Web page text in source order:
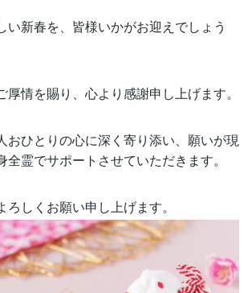
い新春を、皆様いかがお迎えでしょう
厚情を賜り、心より感謝申し上げます。
おひとりの心に深く寄り添い、願いが現
霊でサポートさせていただきます。
しくお願い申し上げます。